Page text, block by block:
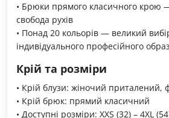
• Брюки прямого класичного крою
свобода рухів
• Понад 20 кольорів — великий
індивідуального професійного
Крій та розміри
• Крій блузи: жіночий приталений,
• Крій брюк: прямий класичний
• Доступні розміри: XXS (32) – 4XL